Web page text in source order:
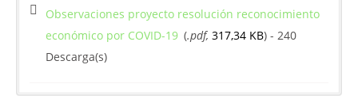
Observaciones proyecto resolución reconocimiento
económico por COVID-19 (.pdf, 317,34 KB) - 240
Descarga(s)